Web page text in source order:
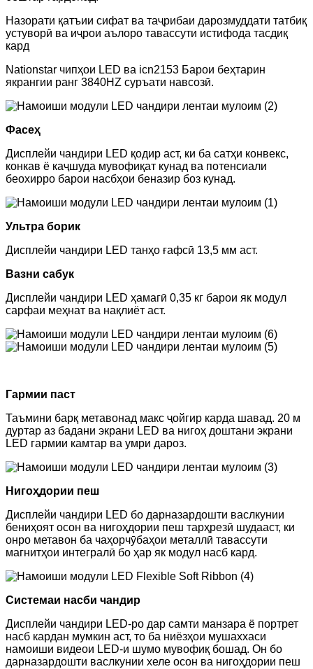
Назорати қатъии сифат ва таҷрибаи дарозмуддати татбиқ
устуворӣ ва иҷрои аълоро тавассути истифода тасдиқ
кард
Nationstar чипҳои LED ва icn2153 Барои беҳтарин
якрангии ранг 3840HZ суръати навсозӣ.
Фасеҳ
Дисплейи чандири LED қодир аст, ки ба сатҳи конвекс,
конкав ё каҷшуда мувофиқат кунад ва потенсиали
беохирро барои насбҳои беназир боз кунад.
Ультра борик
Дисплейи чандири LED танҳо ғафсӣ 13,5 мм аст.
Вазни сабук
Дисплейи чандири LED ҳамагӣ 0,35 кг барои як модул
сарфаи меҳнат ва нақлиёт аст.
Гармии паст
Таъмини барқ ​​метавонад макс ҷойгир карда шавад. 20 м
дуртар аз бадани экрани LED ва нигоҳ доштани экрани
LED гармии камтар ва умри дароз.
Нигоҳдории пеш
Дисплейи чандири LED бо дарназардошти васлкунии
бениҳоят осон ва нигоҳдории пеш тарҳрезӣ шудааст, ки
онро метавон ба чаҳорчӯбаҳои металлӣ тавассути
магнитҳои интегралӣ бо ҳар як модул насб кард.
Системаи насби чандир
Дисплейи чандири LED-ро дар самти манзара ё портрет
насб кардан мумкин аст, то ба ниёзҳои мушаххаси
намоиши видеои LED-и шумо мувофиқ бошад. Он бо
дарназардошти васлкунии хеле осон ва нигоҳдории пеш